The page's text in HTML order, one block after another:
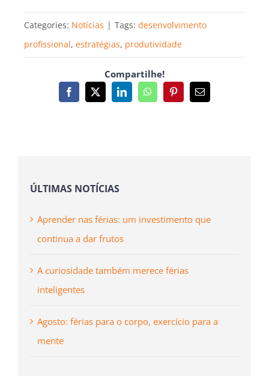
Categories: Notícias | Tags: desenvolvimento
profissional, estratégias, produtividade
Compartilhe!
Facebook
X LinkedInWhatsAppPinterestEmail
(necessário
ÚLTIMAS NOTÍCIAS
Aprender nas férias: um investimento que
continua a dar frutos
A curiosidade também merece férias
inteligentes
Agosto: férias para o corpo, exercício para a
mente